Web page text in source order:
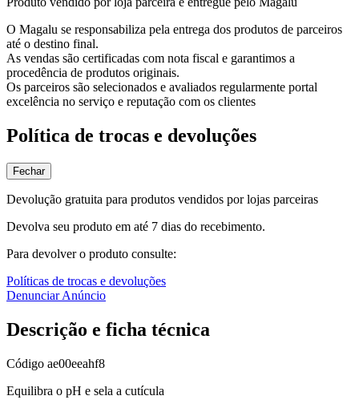
O Magalu se responsabiliza pela entrega dos produtos de parceiros
até o destino final.
As vendas são certificadas com nota fiscal e garantimos a
procedência de produtos originais.
Os parceiros são selecionados e avaliados regularmente portal
excelência no serviço e reputação com os clientes
Política de trocas e devoluções
Fechar
Devolução gratuita para produtos vendidos por lojas parceiras
Devolva seu produto em até 7 dias do recebimento.
Para devolver o produto consulte:
Políticas de trocas e devoluções
Denunciar Anúncio
Descrição e ficha técnica
Código ae00eeahf8
Equilibra o pH e sela a cutícula